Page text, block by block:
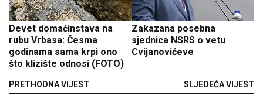
Devet domaćinstava na
rubu Vrbasa: Česma
godinama sama krpi ono
što klizište odnosi (FOTO)
PRETHODNA VIJEST
Zakazana posebna
sjednica NSRS o vetu
Cvijanovićeve
SLJEDEĆA VIJEST